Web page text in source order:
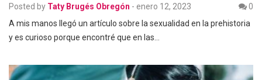
Posted by Taty Brugés Obregón - enero 12, 2023
0
A mis manos llegó un artículo sobre la sexualidad en la prehistoria
y es curioso porque encontré que en las…